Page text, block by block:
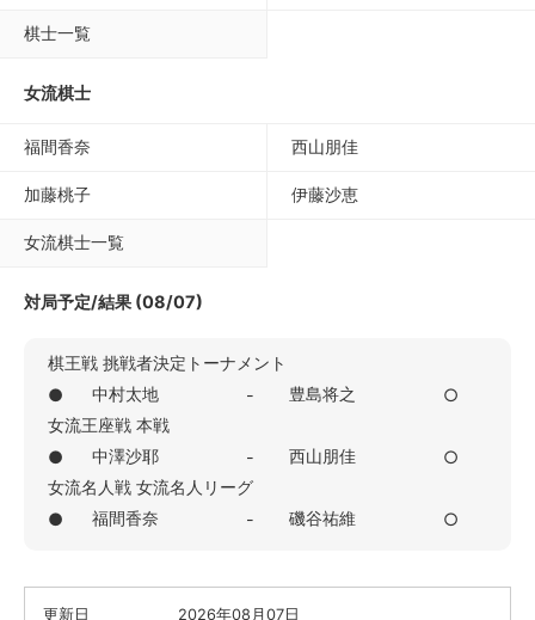
棋士一覧
女流棋士
福間香奈 西山朋佳
加藤桃子 伊藤沙恵
女流棋士一覧
対局予定/結果 (08/07)
棋王戦 挑戦者決定トーナメント
●
中村太地 - 豊島将之
○
女流王座戦 本戦
●
中澤沙耶 - 西山朋佳
○
女流名人戦 女流名人リーグ
●
福間香奈 - 磯谷祐維 ○
更新日 2026年08月07日